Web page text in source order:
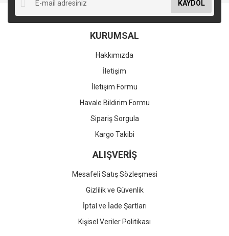
KAYDOL
KURUMSAL
Hakkımızda
İletişim
İletişim Formu
Havale Bildirim Formu
Sipariş Sorgula
Kargo Takibi
ALIŞVERİŞ
Mesafeli Satış Sözleşmesi
Gizlilik ve Güvenlik
İptal ve İade Şartları
Kişisel Veriler Politikası